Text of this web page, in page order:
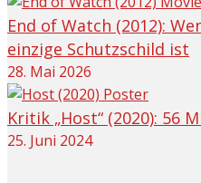
End of Watch (2012):
einzige Schutzschild ist
28. Mai 2026
Kritik „Host“ (2020): 56
25. Juni 2024